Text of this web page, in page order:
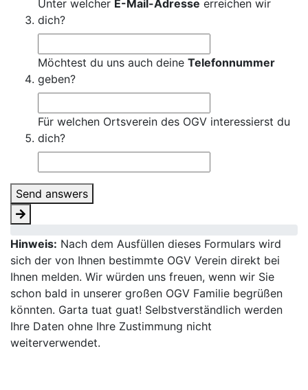
Unter welcher E-Mail-Adresse erreichen wir
dich?
Möchtest du uns auch deine Telefonnummer
geben?
Für welchen Ortsverein des OGV interessierst du
dich?
Send answers
Hinweis: Nach dem Ausfüllen dieses Formulars wird
sich der von Ihnen bestimmte OGV Verein direkt bei
Ihnen melden. Wir würden uns freuen, wenn wir Sie
schon bald in unserer großen OGV Familie begrüßen
könnten. Garta tuat guat! Selbstverständlich werden
Ihre Daten ohne Ihre Zustimmung nicht
weiterverwendet.